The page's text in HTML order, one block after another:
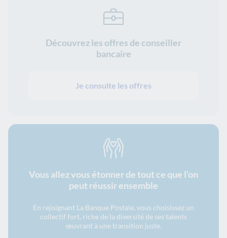
Découvrez les offres de conseiller
bancaire
Je consulte les offres
Vous allez vous étonner de tout ce que l’on
peut réussir ensemble
En rejoignant La Banque Postale, vous choisissez un
collectif fort, riche de la diversité de ses talents
œuvrant à une transition juste.